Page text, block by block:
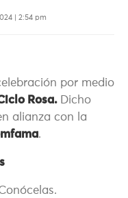
| 2:54 pm
por medio
Rosa. Dicho
alianza con la
.